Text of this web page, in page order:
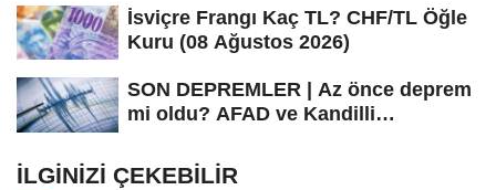
İsviçre Frangı Kaç TL? CHF/TL Öğle
Kuru (08 Ağustos 2026)
SON DEPREMLER | Az önce deprem
mi oldu? AFAD ve Kandilli
İLGINIZI ÇEKEBILIR